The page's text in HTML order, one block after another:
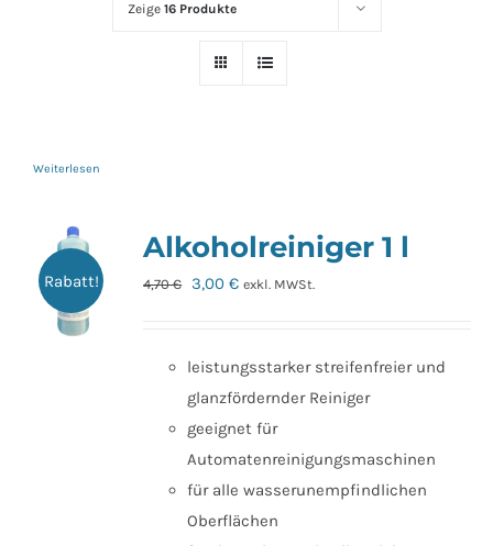
Zeige 16 Produkte
Weiterlesen
Rabatt!
Alkoholreiniger 1 l
4,70€ Ursprünglicher
4,70 €
3,00€Aktueller
3,00 €.
exkl. MWSt.
leistungsstarker streifenfreier und
glanzfördernder Reiniger
geeignet für
Automatenreinigungsmaschinen
für alle wasserunempfindlichen
Oberflächen